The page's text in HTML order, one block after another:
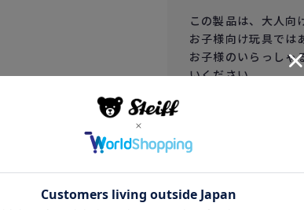
この製品は、大人向
お子様向け玩具では
お子様のいらっしゃ
いください。
当製品についておこ
サイト上に掲載され
また、画像は実際
ださい。